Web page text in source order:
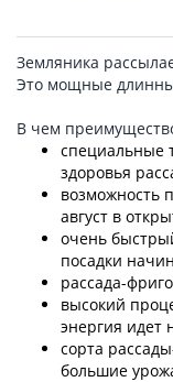
Земляника
Это мощные
В чем
специальные
здоровья
возможность
август в
очень
посадки
рассада-
высокий
энергия идет
сорта
большие